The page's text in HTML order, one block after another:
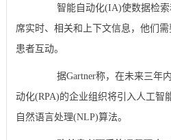
智能自动化(IA)使数据检索
席实时、相关和上下文信息，他们
患者互动。
据Gartner称，在未来三年内
动化(RPA)的企业组织将引入人工智
自然语言处理(NLP)算法。